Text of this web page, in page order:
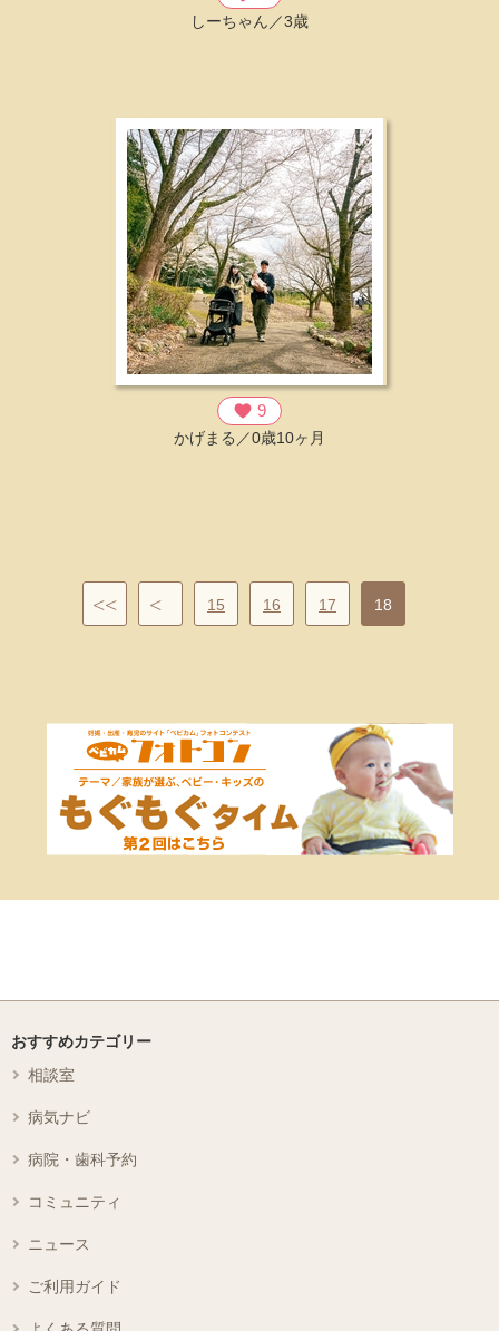
しーちゃん／3歳
favorite 9
かげまる／0歳10ヶ月
15 16 17 18
おすすめカテゴリー
相談室
病気ナビ
病院・歯科予約
コミュニティ
ニュース
ご利用ガイド